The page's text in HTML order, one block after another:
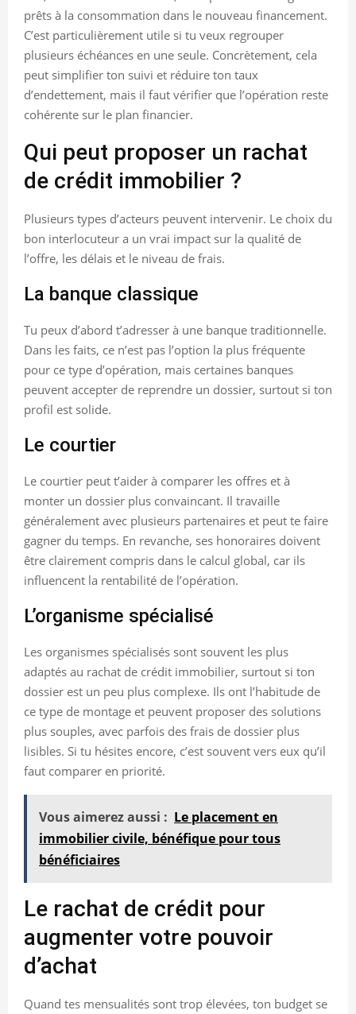
prêts à la consommation dans le nouveau financement.
C’est particulièrement utile si tu veux regrouper
plusieurs échéances en une seule. Concrètement, cela
peut simplifier ton suivi et réduire ton taux
d’endettement, mais il faut vérifier que l’opération reste
cohérente sur le plan financier.
Qui peut proposer un rachat
de crédit immobilier ?
Plusieurs types d’acteurs peuvent intervenir. Le choix du
bon interlocuteur a un vrai impact sur la qualité de
l’offre, les délais et le niveau de frais.
La banque classique
Tu peux d’abord t’adresser à une banque traditionnelle.
Dans les faits, ce n’est pas l’option la plus fréquente
pour ce type d’opération, mais certaines banques
peuvent accepter de reprendre un dossier, surtout si ton
profil est solide.
Le courtier
Le courtier peut t’aider à comparer les offres et à
monter un dossier plus convaincant. Il travaille
généralement avec plusieurs partenaires et peut te faire
gagner du temps. En revanche, ses honoraires doivent
être clairement compris dans le calcul global, car ils
influencent la rentabilité de l’opération.
L’organisme spécialisé
Les organismes spécialisés sont souvent les plus
adaptés au rachat de crédit immobilier, surtout si ton
dossier est un peu plus complexe. Ils ont l’habitude de
ce type de montage et peuvent proposer des solutions
plus souples, avec parfois des frais de dossier plus
lisibles. Si tu hésites encore, c’est souvent vers eux qu’il
faut comparer en priorité.
Vous aimerez aussi : Le placement en
immobilier civile, bénéfique pour tous
bénéficiaires
Le rachat de crédit pour
augmenter votre pouvoir
d’achat
Quand tes mensualités sont trop élevées, ton budget se